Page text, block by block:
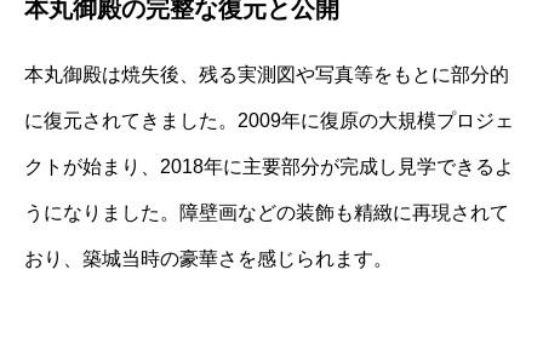
本丸御殿の完整な復元と公開
本丸御殿は焼失後、残る実測図や写真等をもとに部分的
に復元されてきました。2009年に復原の大規模プロジェ
クトが始まり、2018年に主要部分が完成し見学できるよ
うになりました。障壁画などの装飾も精緻に再現されて
おり、築城当時の豪華さを感じられます。